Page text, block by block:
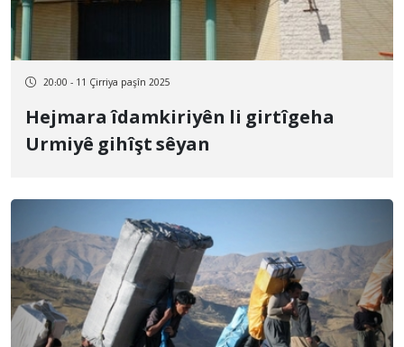
20:00 - 11 Çirriya paşîn 2025
Hejmara îdamkiriyên li girtîgeha
Urmiyê gihîşt sêyan